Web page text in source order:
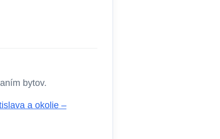
bytov.
a okolie –